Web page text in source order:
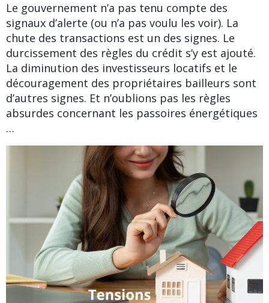
Le gouvernement n’a pas tenu compte des
signaux d’alerte (ou n’a pas voulu les voir). La
chute des transactions est un des signes. Le
durcissement des règles du crédit s’y est ajouté.
La diminution des investisseurs locatifs et le
découragement des propriétaires bailleurs sont
d’autres signes. Et n’oublions pas les règles
absurdes concernant les passoires énergétiques
…